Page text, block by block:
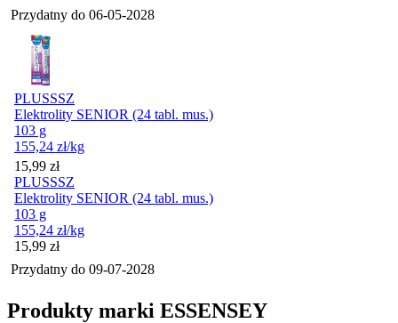
Przydatny do 06-05-2028
PLUSSSZ
Elektrolity SENIOR (24 tabl. mus.)
103 g
155,24 zł/kg
Cena
15,99 zł
PLUSSSZ
Elektrolity SENIOR (24 tabl. mus.)
103 g
155,24 zł/kg
Cena
15,99 zł
Przydatny do 09-07-2028
Produkty marki ESSENSEY